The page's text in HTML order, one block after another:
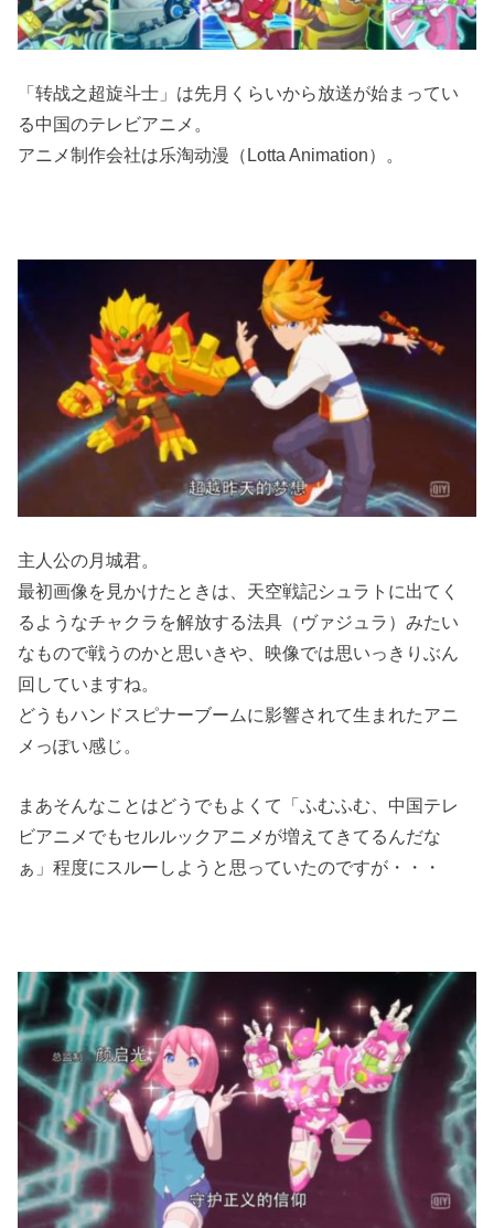
「转战之超旋斗士」は先月くらいから放送が始まってい
る中国のテレビアニメ。
アニメ制作会社は乐淘动漫（Lotta Animation）。
主人公の月城君。
最初画像を見かけたときは、天空戦記シュラトに出てく
るようなチャクラを解放する法具（ヴァジュラ）みたい
なもので戦うのかと思いきや、映像では思いっきりぶん
回していますね。
どうもハンドスピナーブームに影響されて生まれたアニ
メっぽい感じ。
まあそんなことはどうでもよくて「ふむふむ、中国テレ
ビアニメでもセルルックアニメが増えてきてるんだな
ぁ」程度にスルーしようと思っていたのですが・・・